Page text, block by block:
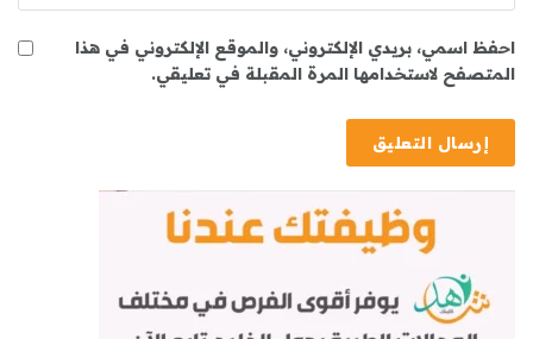
احفظ اسمي، بريدي الإلكتروني، والموقع الإلكتروني في هذا
المتصفح لاستخدامها المرة المقبلة في تعليقي.